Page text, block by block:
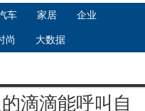
车 家居 企业
尚 大数据
滴滴能呼叫自